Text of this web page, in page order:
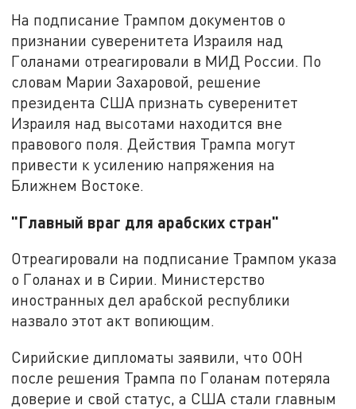
На подписание Трампом документов о
признании суверенитета Израиля над
Голанами отреагировали в МИД России. По
словам Марии Захаровой, решение
президента США признать суверенитет
Израиля над высотами находится вне
правового поля. Действия Трампа могут
привести к усилению напряжения на
Ближнем Востоке.
"Главный враг для арабских стран"
Отреагировали на подписание Трампом указа
о Голанах и в Сирии. Министерство
иностранных дел арабской республики
назвало этот акт вопиющим.
Сирийские дипломаты заявили, что ООН
после решения Трампа по Голанам потеряла
доверие и свой статус, а США стали главным